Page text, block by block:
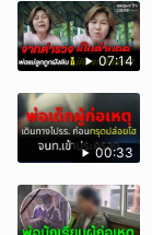
07:14
00:33